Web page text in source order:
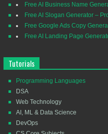
Free AI Business Name
Free AI Slogan Generator –
Free Google Ads Copy
Free AI Landing Page
Tutorials
Programming Languages
DSA
Web Technology
AI, ML & Data Science
DevOps